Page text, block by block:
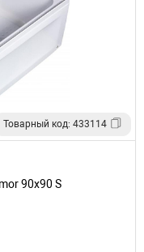
Товарный код: 433114
90x90 S